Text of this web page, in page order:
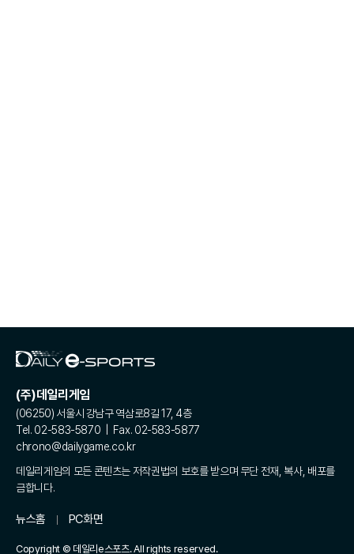
(주)데일리게임
(06250) 서울시 강남구 역삼로8길 17, 4층
Tel. 02-583-5870 | Fax. 02-583-5877
chrono@dailygame.co.kr
데일리게임의 모든 콘텐츠는 저작권법의 보호를 받으며 무단 전재, 복사, 배포를
금합니다.
뉴스홈 PC화면
Copyright © 데일리e스포츠. All rights reserved.